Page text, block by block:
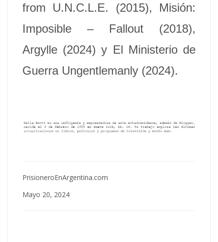
from U.N.C.L.E. (2015), Misión:
Imposible – Fallout (2018),
Argylle (2024) y El Ministerio de
Guerra Ungentlemanly (2024).
PrisioneroEnArgentina.com
Mayo 20, 2024